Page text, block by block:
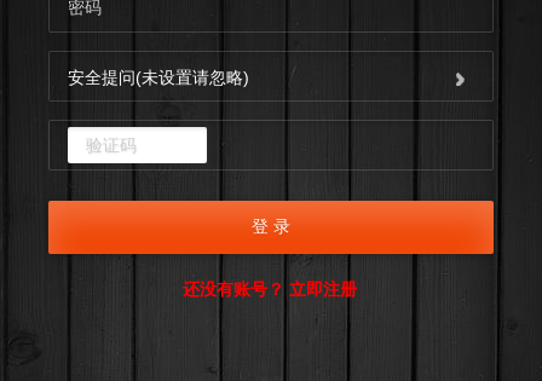
安全提问(未设置请忽略)
登 录
还没有账号？ 立即注册